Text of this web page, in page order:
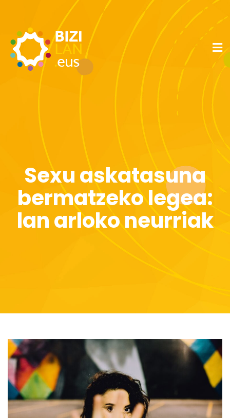
Sexu askatasuna
bermatzeko legea:
lan arloko neurriak